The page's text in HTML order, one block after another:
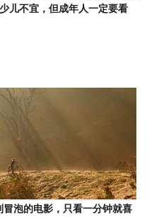
儿不宜，但成年人一定要看
冒泡的电影，只看一分钟就喜